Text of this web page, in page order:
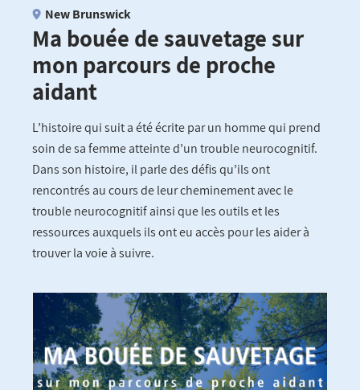
Fil
d'Ariane
Ma bouée de sauvetage sur
mon parcours de proche
aidant
New Brunswick
L’histoire qui suit a été écrite par un homme qui prend
soin de sa femme atteinte d’un trouble neurocognitif.
Dans son histoire, il parle des défis qu’ils ont
rencontrés au cours de leur cheminement avec le
trouble neurocognitif ainsi que les outils et les
ressources auxquels ils ont eu accès pour les aider à
trouver la voie à suivre.